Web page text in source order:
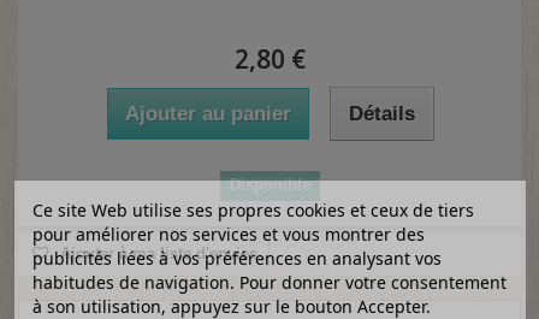
2,80 €
Ajouter au panier Détails
Disponible
Ajouter à ma liste d'envies
Ce site Web utilise ses propres cookies et ceux de tiers
pour améliorer nos services et vous montrer des
publicités liées à vos préférences en analysant vos
habitudes de navigation. Pour donner votre consentement
à son utilisation, appuyez sur le bouton Accepter.